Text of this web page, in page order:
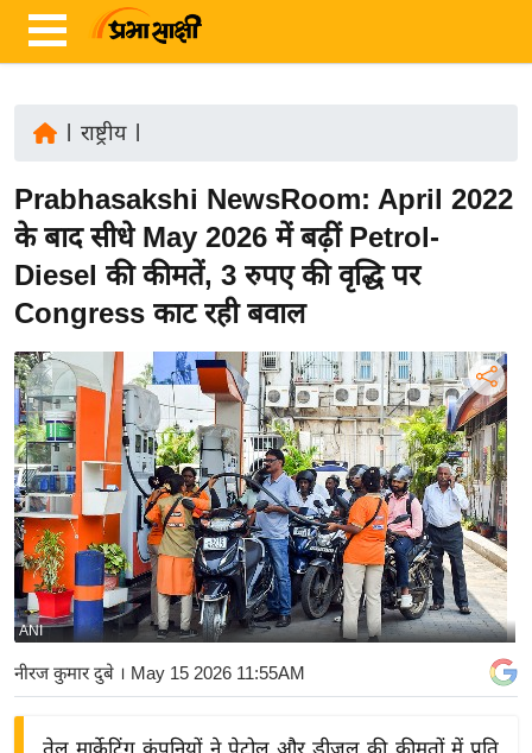
ज़ा
ख
ब
र
ष्ट्री
य
अं
त
र्रा
ष्ट्री
य
बि
ज़
राष्ट्रीय|
Prabhasakshi NewsRoom: April 2022
के बाद सीधे May 2026 में बढ़ीं Petrol-
Diesel की कीमतें, 3 रुपए की वृद्धि पर
Congress काट रही बवाल
ANI
नीरज कुमार दुबे । May 15 2026 11:55AM